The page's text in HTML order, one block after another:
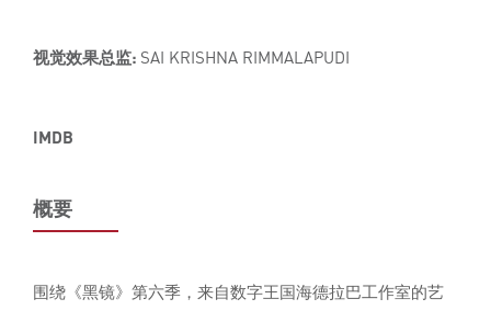
视觉效果总监: SAI KRISHNA RIMMALAPUDI
IMDB
概要
围绕《黑镜》第六季，来自数字王国海德拉巴工作室的艺